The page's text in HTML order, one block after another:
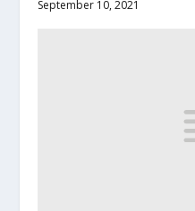
September 10, 2021